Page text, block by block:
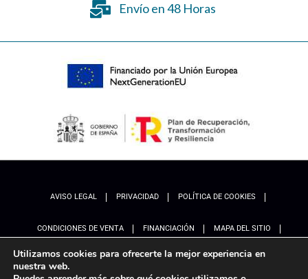
Envío en 48 Horas
AVISO LEGAL PRIVACIDAD POLÍTICA DE COOKIES
CONDICIONES DE VENTA FINANCIACIÓN MAPA DEL SITIO
AJUSTES
Utilizamos cookies para ofrecerte la mejor experiencia en
nuestra web.